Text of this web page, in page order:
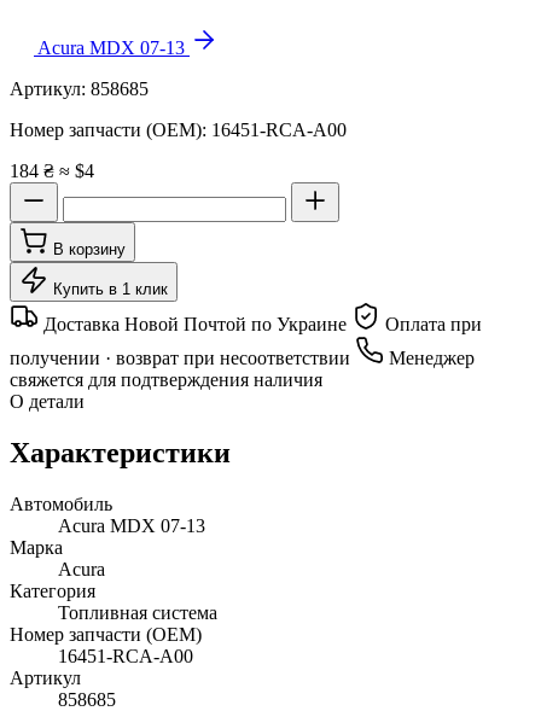
Acura MDX 07-13
Артикул: 858685
Номер запчасти (OEM): 16451-RCA-A00
184 ₴ ≈ $4
В корзину
Купить в 1 клик
Доставка Новой Почтой по Украине
Оплата при
получении · возврат при несоответствии
Менеджер
свяжется для подтверждения наличия
О детали
Характеристики
Автомобиль
Acura MDX 07-13
Марка
Acura
Категория
Топливная система
Номер запчасти (OEM)
16451-RCA-A00
Артикул
858685